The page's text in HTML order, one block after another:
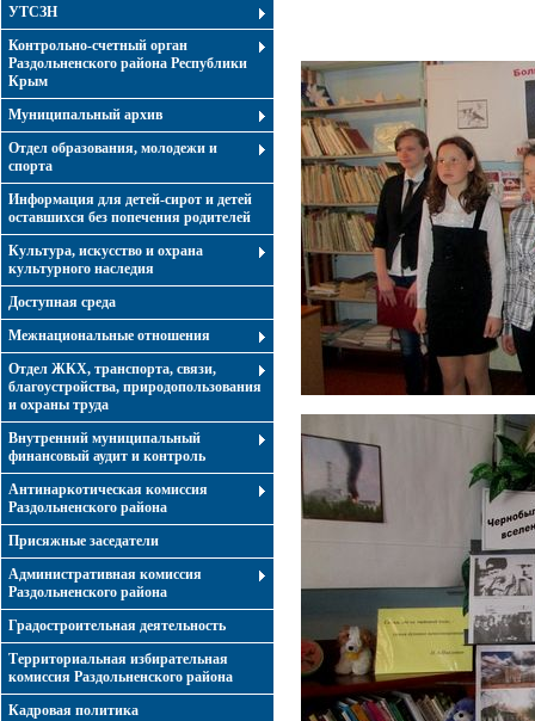
УТСЗН
Контрольно-счетный орган
Раздольненского района Республики
Крым
Муниципальный архив
Отдел образования, молодежи и
спорта
Информация для детей-сирот и детей
оставшихся без попечения родителей
Культура, искусство и охрана
культурного наследия
Доступная среда
Межнациональные отношения
Отдел ЖКХ, транспорта, связи,
благоустройства, природопользования
и охраны труда
Внутренний муниципальный
финансовый аудит и контроль
Антинаркотическая комиссия
Раздольненского района
Присяжные заседатели
Административная комиссия
Раздольненского района
Градостроительная деятельность
Территориальная избирательная
комиссия Раздольненского района
Кадровая политика